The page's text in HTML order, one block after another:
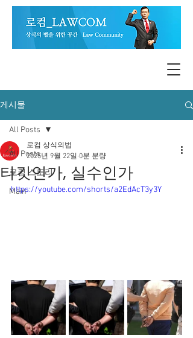
게시물
All Posts
로컴 스토리
Main
All Posts
타깃인가, 실수인가
로컴 상식의법
2025년 9월 22일 0분 분량
https://youtube.com/shorts/a2EdAcT3y3Y